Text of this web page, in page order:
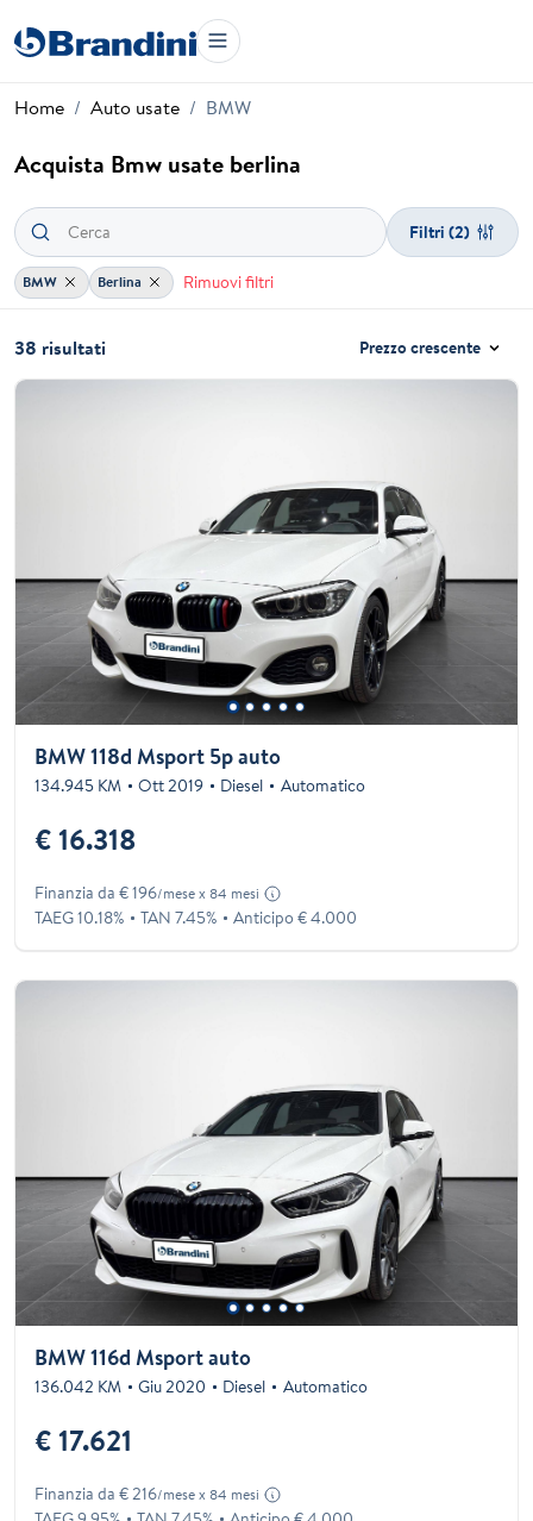
Home Auto usate BMW
Acquista Bmw usate berlina
Filtri (2)
BMW Berlina Rimuovi filtri
38 risultati Prezzo crescente
BMW 118d Msport 5p auto
134.945 KM Ott 2019 Diesel Automatico
€ 16.318
Finanzia da € 196/mese x 84 mesi
TAEG 10.18% TAN 7.45% Anticipo € 4.000
BMW 116d Msport auto
136.042 KM Giu 2020 Diesel Automatico
€ 17.621
Finanzia da € 216/mese x 84 mesi